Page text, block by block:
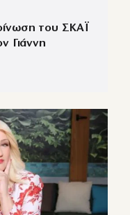
του ΣΚΑΪ
Γιάννη